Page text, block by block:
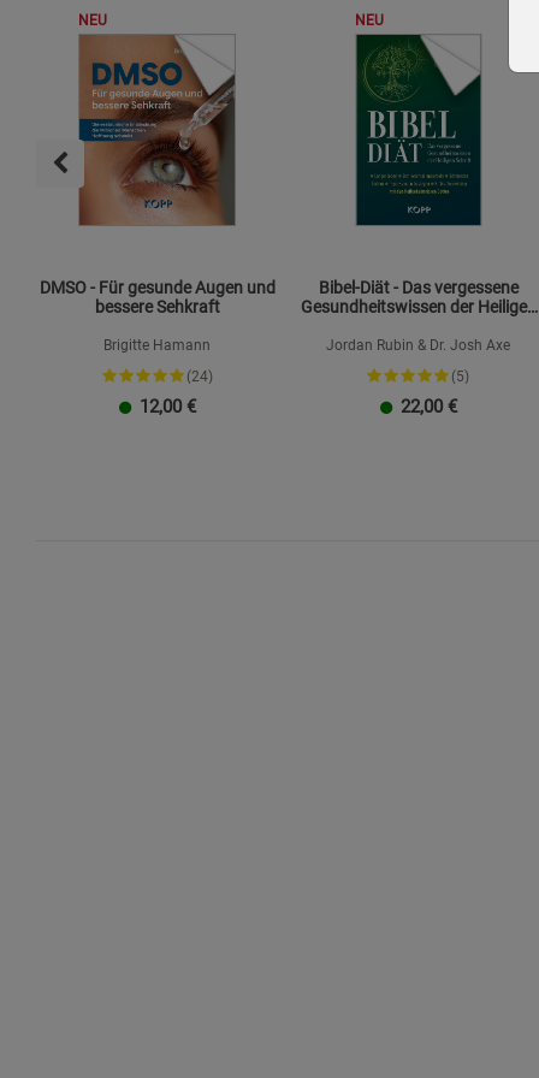
NEU
DMSO - Für gesunde Augen und
bessere Sehkraft
Brigitte Hamann
(24)
12,00 €
NEU
Bibel-Diät - Das vergessene
Gesundheitswissen der Heiligen
Jordan Rubin & Dr. Josh Axe
(5)
22,00 €